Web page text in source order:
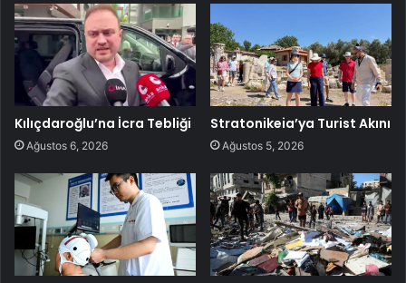
Kılıçdaroğlu’na İcra Tebliği
Ağustos 6, 2026
Stratonikeia’ya Turist Akını
Ağustos 5, 2026